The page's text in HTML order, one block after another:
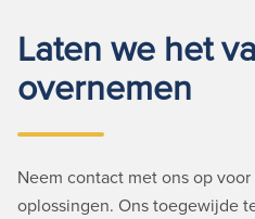
Laten we het
overnemen
Neem contact met ons op
oplossingen. Ons toegewijde